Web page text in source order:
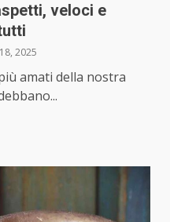
veloci e
2025
amati della nostra